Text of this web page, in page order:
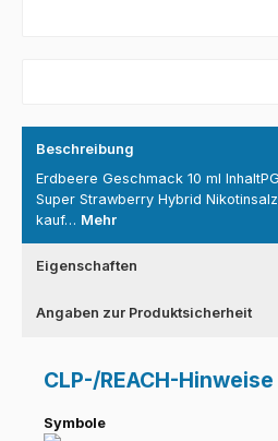
Beschreibung
Erdbeere Geschmack 10 ml
Super Strawberry Hybrid
kauf… Mehr
Eigenschaften
Angaben zur Produktsicherheit
CLP-/REACH-Hinweise
Symbole